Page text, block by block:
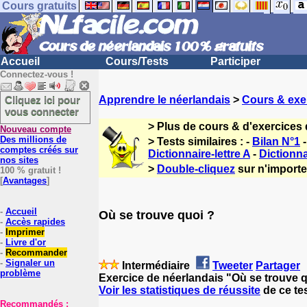
Cours gratuits
Accueil Cours/Tests Participer
Connectez-vous !
Cliquez ici pour
vous connecter
Nouveau compte
Des millions de
comptes créés sur
nos sites
100 % gratuit !
[Avantages]
- Accueil
- Accès rapides
- Imprimer
- Livre d'or
- Recommander
- Signaler un
problème
Recommandés :
Apprendre le néerlandais > Cours &
> Plus de cours & d'exercices
> Tests similaires : - Bilan N°1
Dictionnaire-lettre A -
> Double-cliquez sur
Où se trouve quoi ?
Intermédiaire Tweeter Partager
Exercice de néerlandais "Où se trouve
Voir les statistiques de réussite de ce